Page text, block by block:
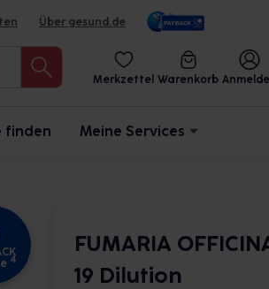
Über gesund.de
Merkzettel Warenkorb
finden Meine Services
4
FUMARIA
19 Dilution